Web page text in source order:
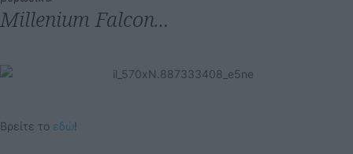
Millenium Falcon…
Βρείτε το εδώ!